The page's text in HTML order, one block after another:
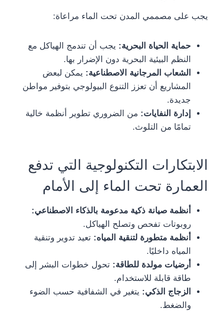
يجب على مصممي المدن تحت الماء مراعاة:
حماية الحياة البحرية: يجب أن تندمج الهياكل مع
النظم البيئية البحرية دون الإضرار بها.
الشعاب المرجانية الاصطناعية: يمكن لبعض
المشاريع أن تعزز التنوع البيولوجي بتوفير مواطن
جديدة.
إدارة النفايات: من الضروري تطوير أنظمة خالية
تمامًا من التلوث.
الابتكارات التكنولوجية التي تدفع
العمارة تحت الماء إلى الأمام
أنظمة صيانة ذكية مدعومة بالذكاء الاصطناعي:
روبوتات تفحص وتصلح الهياكل.
أنظمة متطورة لتنقية المياه: تعيد تدوير وتنقية
المياه داخليًا.
أرضيات مولدة للطاقة: تحول خطوات البشر إلى
طاقة قابلة للاستخدام.
الزجاج الذكي: يتغير في الشفافية حسب الضوء
والضغط.